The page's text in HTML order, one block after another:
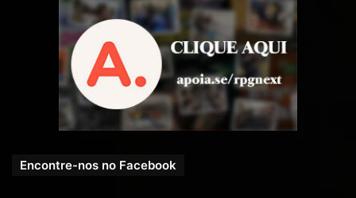
Encontre-nos no Facebook